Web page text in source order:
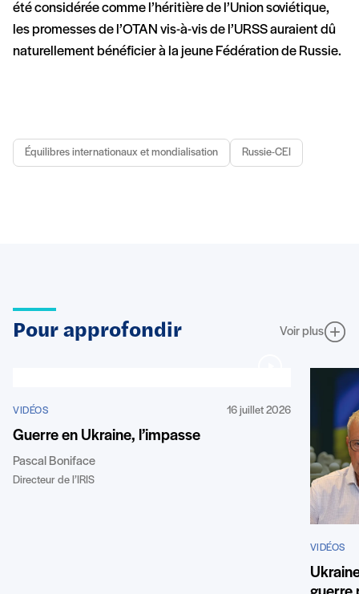
été considérée comme l’héritière de l’Union soviétique,
les promesses de l’OTAN vis-à-vis de l’URSS auraient dû
naturellement bénéficier à la jeune Fédération de Russie.
Équilibres internationaux et mondialisation Russie-CEI
Pour approfondir Voir plus
VIDÉOS 16 juillet 2026
Guerre en Ukraine, l’impasse
Pascal Boniface
Directeur de l’IRIS
VIDÉOS